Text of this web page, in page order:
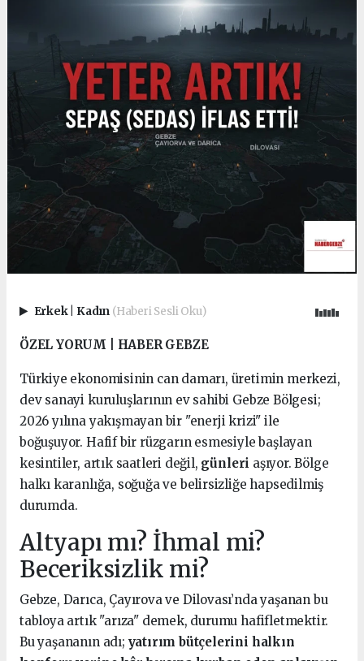
Erkek Kadın (Haberi Sesli Oku)
ÖZEL YORUM | HABER GEBZE
Türkiye ekonomisinin can damarı, üretimin merkezi,
dev sanayi kuruluşlarının ev sahibi Gebze Bölgesi;
2026 yılına yakışmayan bir "enerji krizi" ile
boğuşuyor. Hafif bir rüzgarın esmesiyle başlayan
kesintiler, artık saatleri değil, günleri aşıyor. Bölge
halkı karanlığa, soğuğa ve belirsizliğe hapsedilmiş
durumda.
Altyapı mı? İhmal mi?
Beceriksizlik mi?
Gebze, Darıca, Çayırova ve Dilovası’nda yaşanan bu
tabloya artık "arıza" demek, durumu hafifletmektir.
Bu yaşananın adı; yatırım bütçelerini halkın